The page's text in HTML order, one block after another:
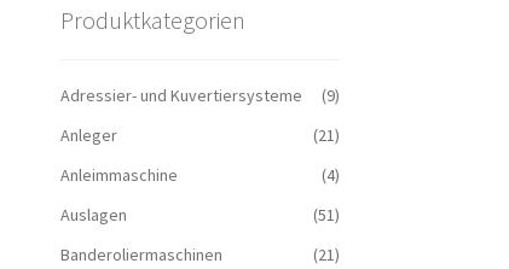
Produktkategorien
Adressier- und Kuvertiersysteme
(9)
Anleger
(21)
Anleimmaschine
(4)
Auslagen
(51)
Banderoliermaschinen
(21)